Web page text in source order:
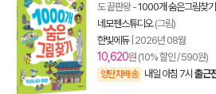
도 끝판왕-1000개 숨은그림찾기
네모펜스튜디오(그림)
한빛에듀| 2026년 08월
10,620원 (10% 할인 / 590원)
양탄자배송 내일 아침 7시 출근